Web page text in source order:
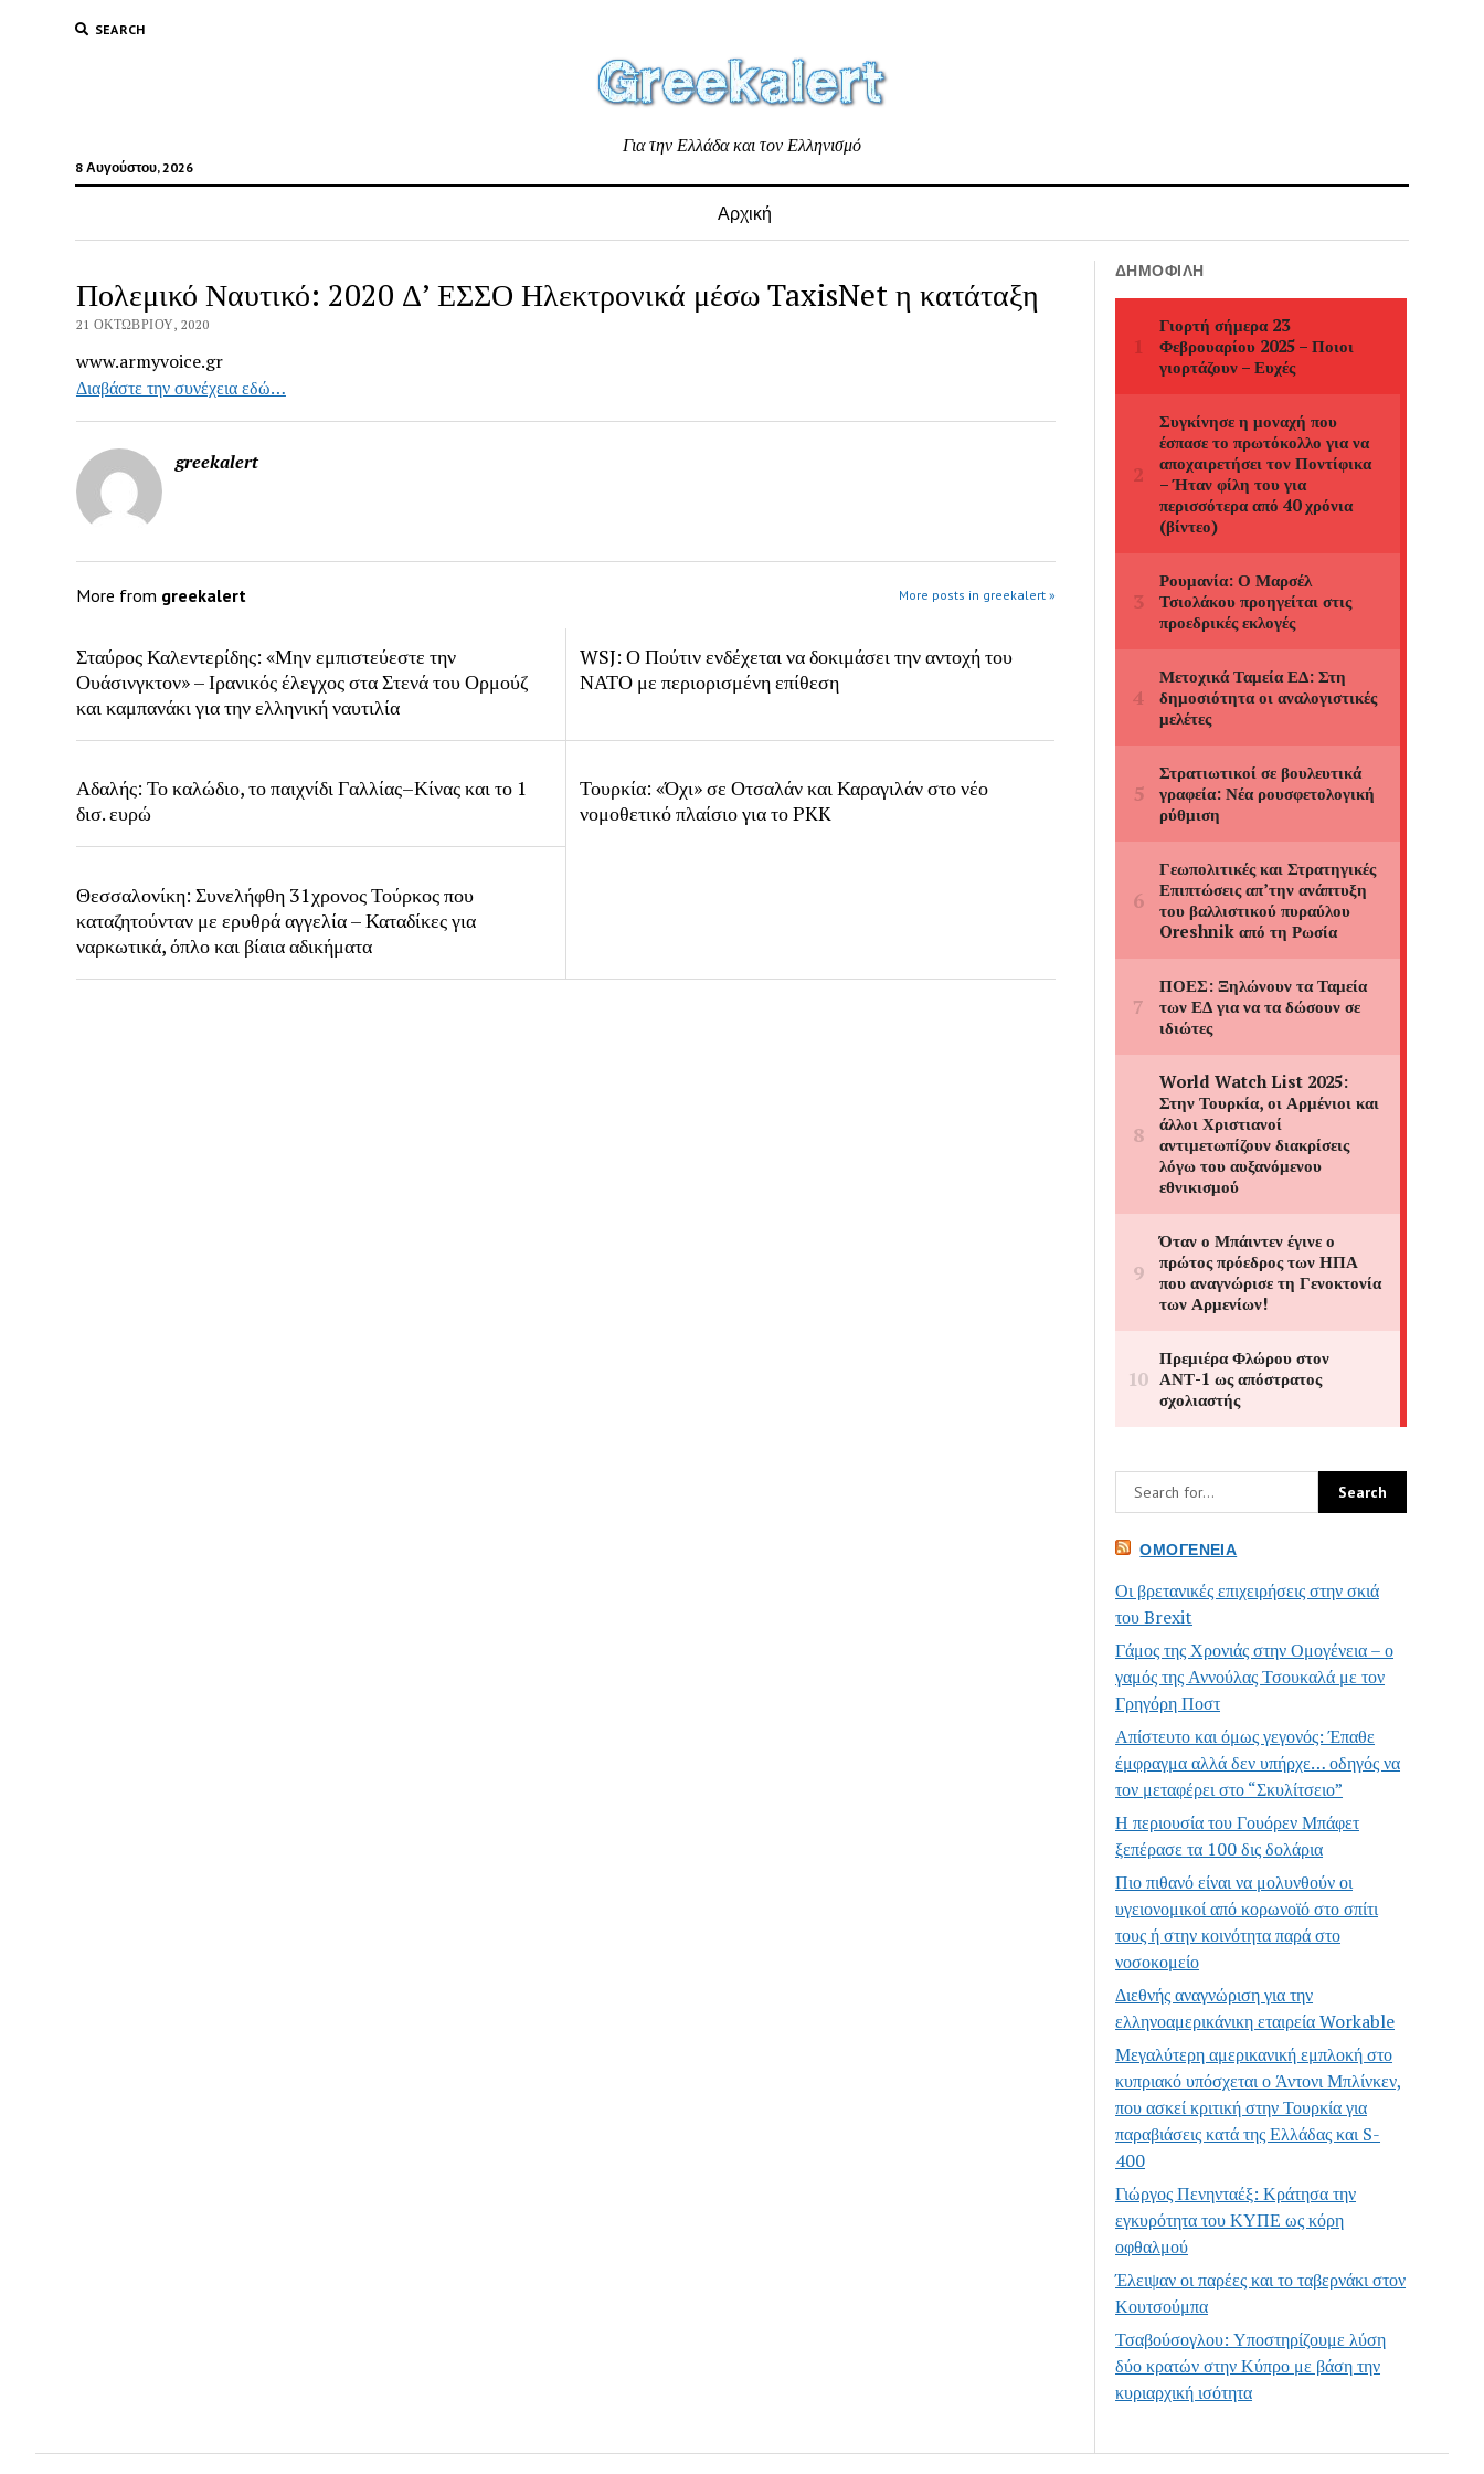
SEARCH
8 Αυγούστου, 2026
Για την Ελλάδα και τον Ελληνισμό
Αρχική
Πολεμικό Ναυτικό: 2020 Δ’ ΕΣΣΟ Ηλεκτρονικά μέσω TaxisNet η κατάταξη
21 ΟΚΤΩΒΡΊΟΥ, 2020
www.armyvoice.gr
Διαβάστε την συνέχεια εδώ…
greekalert
More from greekalert More posts in greekalert »
Σταύρος Καλεντερίδης: «Μην εμπιστεύεστε την
Ουάσινγκτον» – Ιρανικός έλεγχος στα Στενά του Ορμούζ
και καμπανάκι για την ελληνική ναυτιλία
WSJ: Ο Πούτιν ενδέχεται να δοκιμάσει την αντοχή του
ΝΑΤΟ με περιορισμένη επίθεση
Αδαλής: Το καλώδιο, το παιχνίδι Γαλλίας–Κίνας και το 1
δισ. ευρώ
Τουρκία: «Όχι» σε Οτσαλάν και Καραγιλάν στο νέο
νομοθετικό πλαίσιο για το PKK
Θεσσαλονίκη: Συνελήφθη 31χρονος Τούρκος που
καταζητούνταν με ερυθρά αγγελία – Καταδίκες για
ναρκωτικά, όπλο και βίαια αδικήματα
ΔΗΜΟΦΙΛΉ
ΟΜΟΓΈΝΕΙΑ
Οι βρετανικές επιχειρήσεις στην σκιά
του Brexit
Γάμος της Χρονιάς στην Ομογένεια – ο
γαμός της Αννούλας Τσουκαλά με τον
Γρηγόρη Ποστ
Απίστευτο και όμως γεγονός: Έπαθε
έμφραγμα αλλά δεν υπήρχε… οδηγός να
τον μεταφέρει στο “Σκυλίτσειο”
Η περιουσία του Γουόρεν Μπάφετ
ξεπέρασε τα 100 δις δολάρια
Πιο πιθανό είναι να μολυνθούν οι
υγειονομικοί από κορωνοϊό στο σπίτι
τους ή στην κοινότητα παρά στο
νοσοκομείο
Διεθνής αναγνώριση για την
ελληνοαμερικάνικη εταιρεία Workable
Μεγαλύτερη αμερικανική εμπλοκή στο
κυπριακό υπόσχεται ο Άντονι Μπλίνκεν,
που ασκεί κριτική στην Τουρκία για
παραβιάσεις κατά της Ελλάδας και S-
400
Γιώργος Πενηνταέξ: Κράτησα την
εγκυρότητα του ΚΥΠΕ ως κόρη
οφθαλμού
Έλειψαν οι παρέες και το ταβερνάκι στον
Κουτσούμπα
Τσαβούσογλου: Υποστηρίζουμε λύση
δύο κρατών στην Κύπρο με βάση την
κυριαρχική ισότητα